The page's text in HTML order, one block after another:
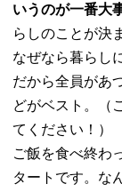
いうのが一番大
らしのことが決
なぜなら暮らし
だから全員があ
どがベスト。（
てください！）
ご飯を食べ終わ
タートです。な